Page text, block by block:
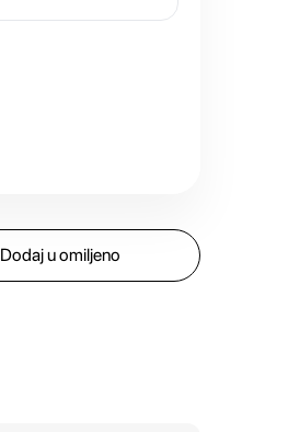
Dodaj u omiljeno